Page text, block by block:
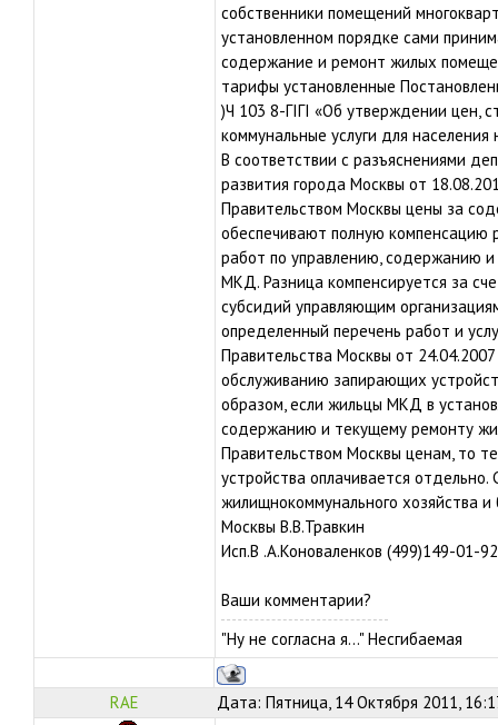
собственники помещений
установленном порядке сами
содержание и ремонт жилых
тарифы установленные
)Ч 103 8-ГIГI «Об утверждении цен,
коммунальные услуги для населения
В соответствии с разъяснениями
развития города Москвы от
Правительством Москвы цены за
обеспечивают полную компенсацию
работ по управлению, содержанию
МКД. Разница компенсируется за
субсидий управляющим
определенный перечень работ и
Правительства Москвы от
обслуживанию запирающих
образом, если жильцы МКД в
содержанию и текущему ремонту
Правительством Москвы ценам, то
устройства оплачивается
жилищнокоммунального хозяйства
Москвы В.В.Травкин
Исп.В .А.Коноваленков (499)149-01-
Ваши комментарии?
"Ну не согласна я..." Несгибаемая
RAE Дата: Пятница, 14 Октября 2011,